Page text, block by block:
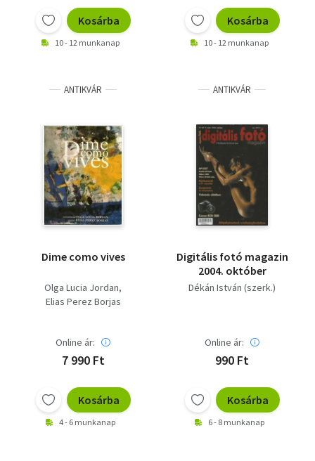
Kosárba
10 - 12 munkanap
Kosárba
10 - 12 munkanap
ANTIKVÁR
Dime como vives
Olga Lucia Jordan
Elias Perez Borjas
Online ár:
7 990 Ft
Kosárba
4 - 6 munkanap
ANTIKVÁR
Digitális fotó magazin
2004. október
Dékán István (szerk.)
Online ár:
990 Ft
Kosárba
6 - 8 munkanap